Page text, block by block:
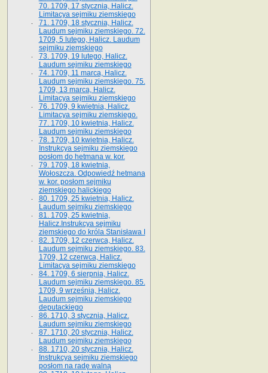
70. 1709, 17 stycznia, Halicz.
Limitacya sejmiku ziemskiego
71. 1709, 18 stycznia, Halicz.
Laudum sejmiku ziemskiego. 72.
1709, 5 lutego, Halicz. Laudum
sejmiku ziemskiego
73. 1709, 19 lutego, Halicz.
Laudum sejmiku ziemskiego
74. 1709, 11 marca, Halicz.
Laudum sejmiku ziemskiego. 75.
1709, 13 marca, Halicz.
Limitacya sejmiku ziemskiego
76. 1709, 9 kwietnia, Halicz.
Limitacya sejmiku ziemskiego.
77. 1709, 10 kwietnia, Halicz.
Laudum sejmiku ziemskiego
78. 1709, 10 kwietnia, Halicz.
Instrukcya sejmiku ziemskiego
posłom do hetmana w. kor.
79. 1709, 18 kwietnia,
Wołoszcza. Odpowiedź hetmana
w. kor. posłom sejmiku
ziemskiego halickiego
80. 1709, 25 kwietnia, Halicz.
Laudum sejmiku ziemskiego
81. 1709, 25 kwietnia,
Halicz.Instrukcya sejmiku
ziemskiego do króla Stanisława I
82. 1709, 12 czerwca, Halicz.
Laudum sejmiku ziemskiego. 83.
1709, 12 czerwca, Halicz.
Limitacya sejmiku ziemskiego
84. 1709, 6 sierpnia, Halicz.
Laudum sejmiku ziemskiego. 85.
1709, 9 września, Halicz.
Laudum sejmiku ziemskiego
deputackiego
86. 1710, 3 stycznia, Halicz.
Laudum sejmiku ziemskiego
87. 1710, 20 stycznia, Halicz.
Laudum sejmiku ziemskiego
88. 1710, 20 stycznia, Halicz.
Instrukcya sejmiku ziemskiego
posłom na radę walną